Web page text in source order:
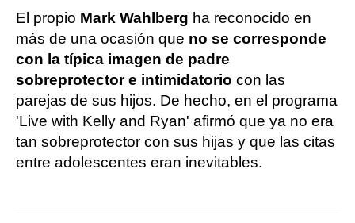
El propio Mark Wahlberg ha reconocido en
más de una ocasión que no se corresponde
con la típica imagen de padre
sobreprotector e intimidatorio con las
parejas de sus hijos. De hecho, en el programa
'Live with Kelly and Ryan' afirmó que ya no era
tan sobreprotector con sus hijas y que las citas
entre adolescentes eran inevitables.